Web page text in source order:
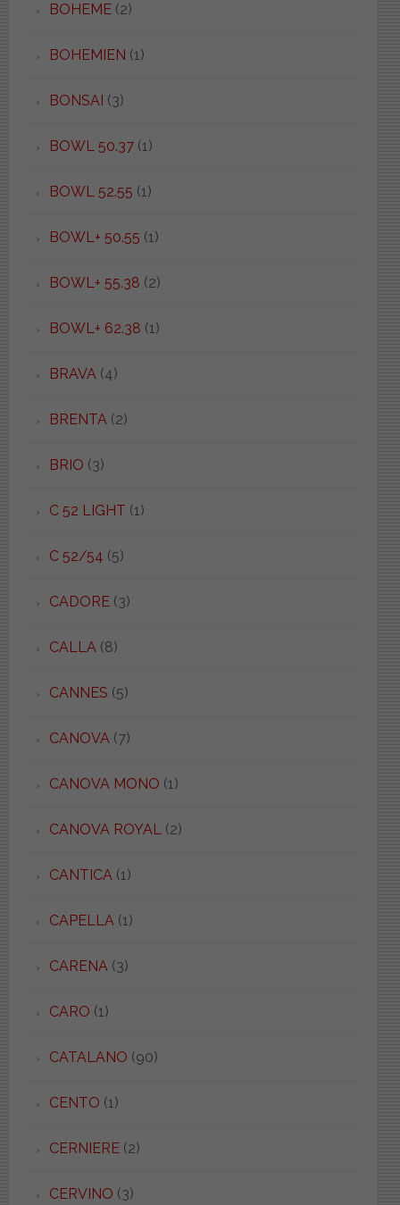
BOHEME(2)
BOHEMIEN (1)
BONSAI (3)
BOWL 50.37(1)
BOWL 52.55 (1)
BOWL+ 50.55 (1)
BOWL+ 55.38 (2)
BOWL+ 62.38 (1)
BRAVA(4)
BRENTA(2)
BRIO (3)
C 52 LIGHT (1)
C 52/54 (5)
CADORE(3)
CALLA(8)
CANNES (5)
CANOVA(7)
CANOVA MONO (1)
CANOVA ROYAL(2)
CANTICA(1)
CAPELLA(1)
CARENA(3)
CARO (1)
CATALANO (90)
CENTO (1)
CERNIERE(2)
CERVINO (3)